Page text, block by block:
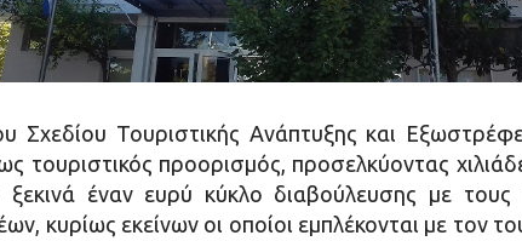
Σχεδίου Τουριστικής Ανάπτυξης και
τουριστικός προορισμός, προσελκύοντας
έναν ευρύ κύκλο διαβούλευσης με
κυρίως εκείνων οι οποίοι εμπλέκονται με τον